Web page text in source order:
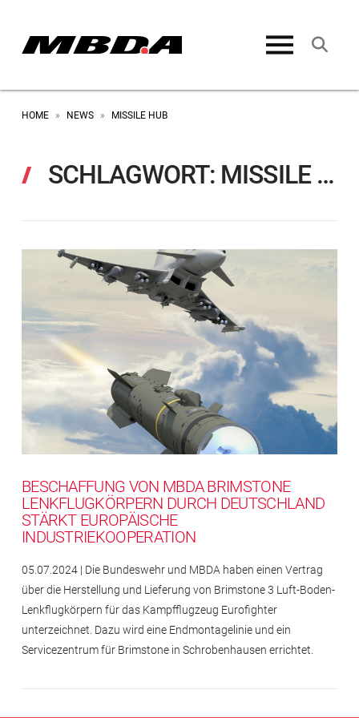
HOME » NEWS » MISSILE HUB
SCHLAGWORT: MISSILE HUB
BESCHAFFUNG VON MBDA BRIMSTONE
LENKFLUGKÖRPERN DURCH DEUTSCHLAND
STÄRKT EUROPÄISCHE
INDUSTRIEKOOPERATION
05.07.2024 | Die Bundeswehr und MBDA haben einen Vertrag
über die Herstellung und Lieferung von Brimstone 3 Luft-Boden-
Lenkflugkörpern für das Kampfflugzeug Eurofighter
unterzeichnet. Dazu wird eine Endmontagelinie und ein
Servicezentrum für Brimstone in Schrobenhausen errichtet.
Impressum